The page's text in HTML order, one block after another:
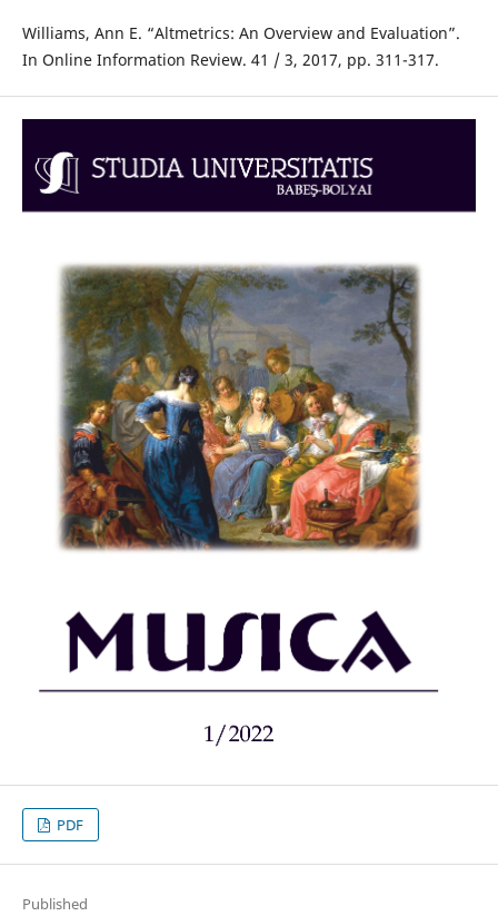
Williams, Ann E. “Altmetrics: An Overview and Evaluation”.
In Online Information Review. 41 / 3, 2017, pp. 311-317.
PDF
Published